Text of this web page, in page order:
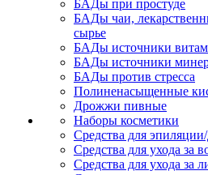
БАДы при простуде
БАДы чаи,
сырье
БАДы источники
БАДы источники
БАДы против стресса
Полиненасыщенные
Дрожжи пивные
Наборы косметики
Средства для
Средства для ухода за
Средства для ухода за